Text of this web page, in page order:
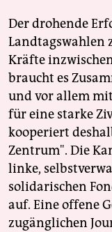
Der drohende
Landtagswahlen
Kräfte
braucht es
und vor allem
für eine starke
kooperiert
Zentrum". Die
linke,
solidarischen
auf. Eine offene
zugänglichen